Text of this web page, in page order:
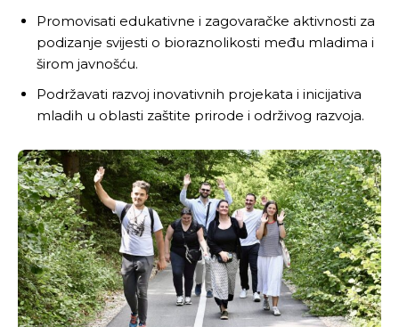
Promovisati edukativne i zagovaračke aktivnosti za
podizanje svijesti o bioraznolikosti među mladima i
širom javnošću.
Podržavati razvoj inovativnih projekata i inicijativa
mladih u oblasti zaštite prirode i održivog razvoja.